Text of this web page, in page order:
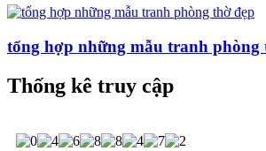
tổng hợp những mẫu tranh phòng
Thống kê truy cập